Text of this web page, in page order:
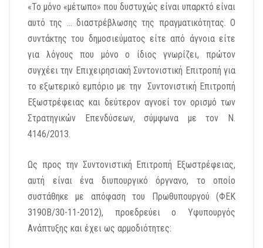
«Το μόνο «μέτωπο» που δυστυχώς είναι υπαρκτό είναι
αυτό της … διαστρέβλωσης της πραγματικότητας. Ο
συντάκτης του δημοσιεύματος είτε από άγνοια είτε
για λόγους που μόνο ο ίδιος γνωρίζει, πρώτον
συγχέει την Επιχειρησιακή Συντονιστική Επιτροπή για
το εξωτερικό εμπόριο με την Συντονιστική Επιτροπή
Εξωστρέφειας και δεύτερον αγνοεί τον ορισμό των
Στρατηγικών Επενδύσεων, σύμφωνα με τον Ν.
4146/2013.
Ως προς την Συντονιστική Επιτροπή Εξωστρέφειας,
αυτή είναι ένα διυπουργικό όργνανο, το οποίο
συστάθηκε με απόφαση του Πρωθυπουργού (ΦΕΚ
3190Β/30-11-2012), προεδρεύει ο Υφυπουργός
Ανάπτυξης και έχει ως αρμοδιότητες: